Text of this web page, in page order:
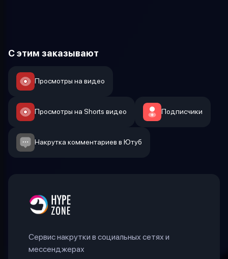
С этим заказывают
Просмотры на видео
Просмотры на Shorts видео Подписчики
Накрутка комментариев в Ютуб
Сервис накрутки в социальных сетях и
мессенджерах